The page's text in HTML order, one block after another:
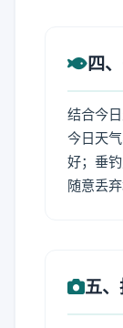
四
结合今
今日天
好；垂
随意丢
五